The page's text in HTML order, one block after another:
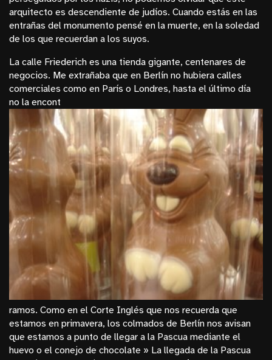
arquitecto es descendiente de judíos. Cuando estás en las
entrañas del monumento pensé en la muerte, en la soledad
de los que recuerdan a los suyos.
La calle Friederich es una tienda gigante, centenares de
negocios. Me extrañaba que en Berlín no hubiera calles
comerciales como en París o Londres, hasta el último día
no la encont
ramos. Como en el Corte Inglés que nos recuerda que
estamos en primavera, los colmados de Berlín nos avisan
que estamos a punto de llegar a la Pascua mediante el
huevo o el conejo de chocolate » La llegada de la Pascua